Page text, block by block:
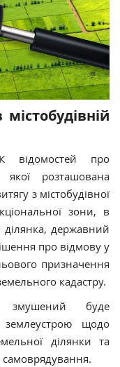
відомостей про
розташована
з містобудівної
зони, в
державний
про відмову у
призначення
кадастру.
змушений буде
щодо
ділянки та
самоврядування.